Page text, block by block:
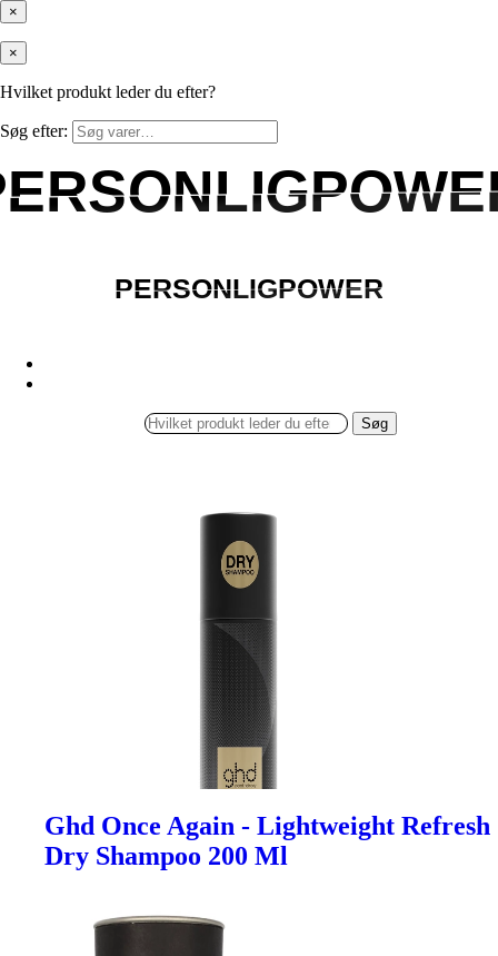
×
×
Hvilket produkt leder du efter?
Søg efter:
PERSONLIGPOWER
PERSONLIGPOWER
Søg
Ghd Once Again - Lightweight Refresh
Dry Shampoo 200 Ml